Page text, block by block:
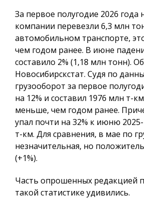
За первое полугодие 2026 года
компании перевезли 6,3 млн
автомобильном транспорте,
чем годом ранее. В июне
составило 2% (1,18 млн тонн).
Новосибирскстат. Судя по
грузооборот за первое
на 12% и составил 1976 млн т-
меньше, чем годом ранее.
упал почти на 32% к июню
т-км. Для сравнения, в мае по
незначительная, но
(+1%).
Часть опрошенных редакцией
такой статистике удивились.